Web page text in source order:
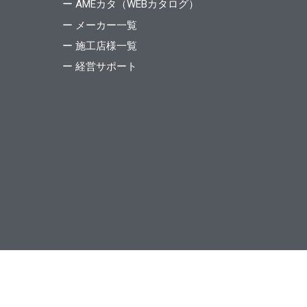
ー AMEカタ（WEBカタログ）
ー メーカー一覧
ー 施工店様一覧
ー 経営サポート